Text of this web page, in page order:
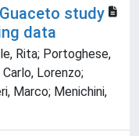
study
data
Rita; Portoghese,
Lorenzo;
Marco; Menichini,